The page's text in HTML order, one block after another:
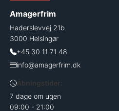
Amagerfrim
Haderslevvej 21b
3000 Helsingør
+45 30 11 71 48
info@amagerfrim.dk
Åbningstider:
7 dage om ugen
09:00 - 21:00